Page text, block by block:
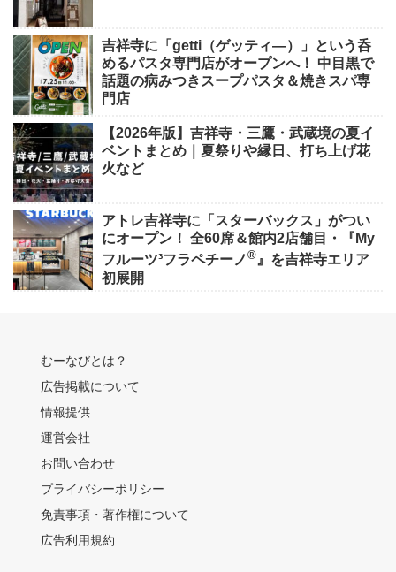
吉祥寺に「getti（ゲッティ―）」という呑
めるパスタ専門店がオープンへ！ 中目黒で
話題の病みつきスープパスタ＆焼きスパ専
門店
【2026年版】吉祥寺・三鷹・武蔵境の夏イ
ベントまとめ｜夏祭りや縁日、打ち上げ花
火など
アトレ吉祥寺に「スターバックス」がつい
にオープン！ 全60席＆館内2店舗目・『My
フルーツ³フラペチーノ®』を吉祥寺エリア
初展開
むーなびとは？
広告掲載について
情報提供
運営会社
お問い合わせ
プライバシーポリシー
免責事項・著作権について
広告利用規約